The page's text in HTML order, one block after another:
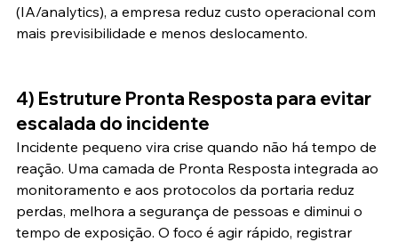
(IA/analytics), a empresa reduz custo operacional com
mais previsibilidade e menos deslocamento.
4) Estruture Pronta Resposta para evitar
escalada do incidente
Incidente pequeno vira crise quando não há tempo de
reação. Uma camada de Pronta Resposta integrada ao
monitoramento e aos protocolos da portaria reduz
perdas, melhora a segurança de pessoas e diminui o
tempo de exposição. O foco é agir rápido, registrar